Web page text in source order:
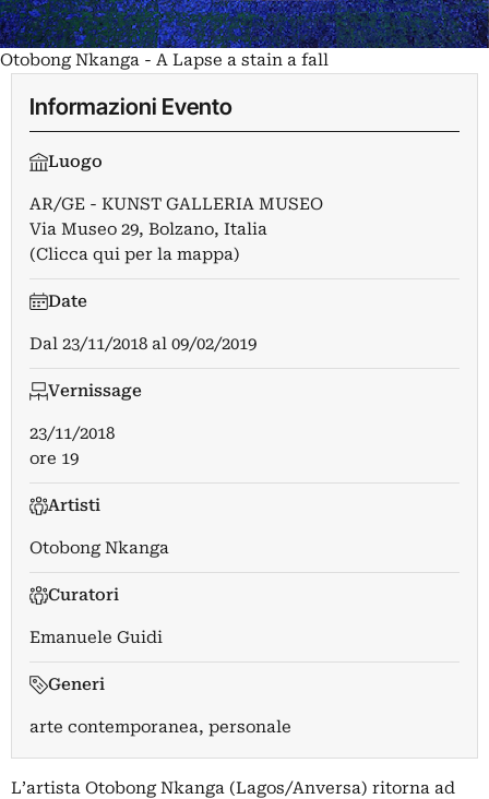
Otobong Nkanga - A Lapse a stain a fall
Informazioni Evento
Luogo
AR/GE - KUNST GALLERIA MUSEO
Via Museo 29, Bolzano, Italia
(Clicca qui per la mappa)
Date
Dal 23/11/2018 al 09/02/2019
Vernissage
23/11/2018
ore 19
Artisti
Otobong Nkanga
Curatori
Emanuele Guidi
Generi
arte contemporanea, personale
L’artista Otobong Nkanga (Lagos/Anversa) ritorna ad